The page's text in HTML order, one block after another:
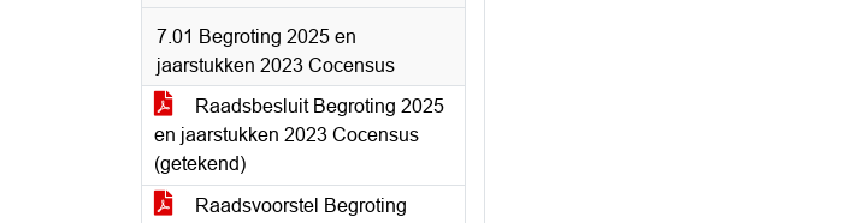
7.01 Begroting 2025 en
jaarstukken 2023 Cocensus
Raadsbesluit Begroting 2025
en jaarstukken 2023 Cocensus
(getekend)
Raadsvoorstel Begroting